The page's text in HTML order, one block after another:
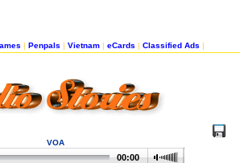
| Penpals | Vietnam | eCards | Classified Ads |
VOA
00:00